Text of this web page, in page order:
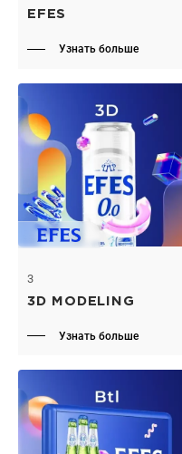
EFES
Узнать больше
3
3D MODELING
Узнать больше